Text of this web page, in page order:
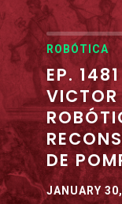
ROBÓTICA
EP.
DE
JANUARY